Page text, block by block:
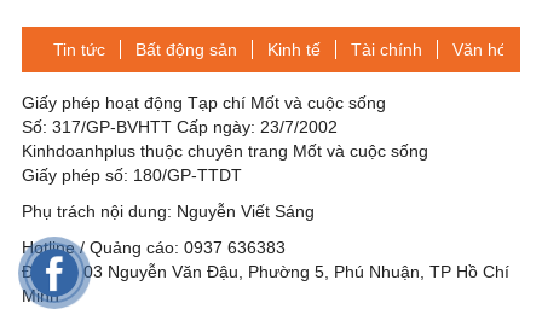
Tin tức
Bất động sản Kinh tế Tài chính Văn hóa-
Giấy phép hoạt động Tạp chí Mốt và cuộc sống
Số: 317/GP-BVHTT Cấp ngày: 23/7/2002
Kinhdoanhplus thuộc chuyên trang Mốt và cuộc sống
Giấy phép số: 180/GP-TTDT
Phụ trách nội dung: Nguyễn Viết Sáng
Hotline / Quảng cáo: 0937 636383
Địa chỉ: 03 Nguyễn Văn Đậu, Phường 5, Phú Nhuận, TP Hồ Chí
Minh